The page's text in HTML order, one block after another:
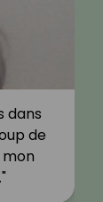
dans
de